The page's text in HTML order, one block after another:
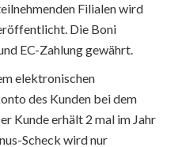
Filialen wird
Die Boni
EC-Zahlung gewährt.
elektronischen
des Kunden bei dem
Kunde erhält 2 mal im Jahr
Scheck wird nur